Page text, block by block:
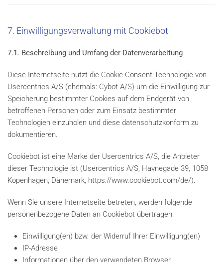
7. Einwilligungsverwaltung mit Cookiebot
7.1. Beschreibung und Umfang der Datenverarbeitung
Diese Internetseite nutzt die Cookie-Consent-Technologie von
Usercentrics A/S (ehemals: Cybot A/S) um die Einwilligung zur
Speicherung bestimmter Cookies auf dem Endgerät von
betroffenen Personen oder zum Einsatz bestimmter
Technologien einzuholen und diese datenschutzkonform zu
dokumentieren.
Cookiebot ist eine Marke der Usercentrics A/S, die Anbieter
dieser Technologie ist (Usercentrics A/S, Havnegade 39, 1058
Kopenhagen, Dänemark, https://www.cookiebot.com/de/).
Wenn Sie unsere Internetseite betreten, werden folgende
personenbezogene Daten an Cookiebot übertragen:
Einwilligung(en) bzw. der Widerruf Ihrer Einwilligung(en)
IP-Adresse
Informationen über den verwendeten Browser